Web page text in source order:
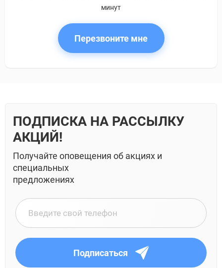
минут
Перезвоните мне
ПОДПИСКА НА РАССЫЛКУ
АКЦИЙ!
Получайте оповещения об акциях и
специальных
предложениях
Подписаться